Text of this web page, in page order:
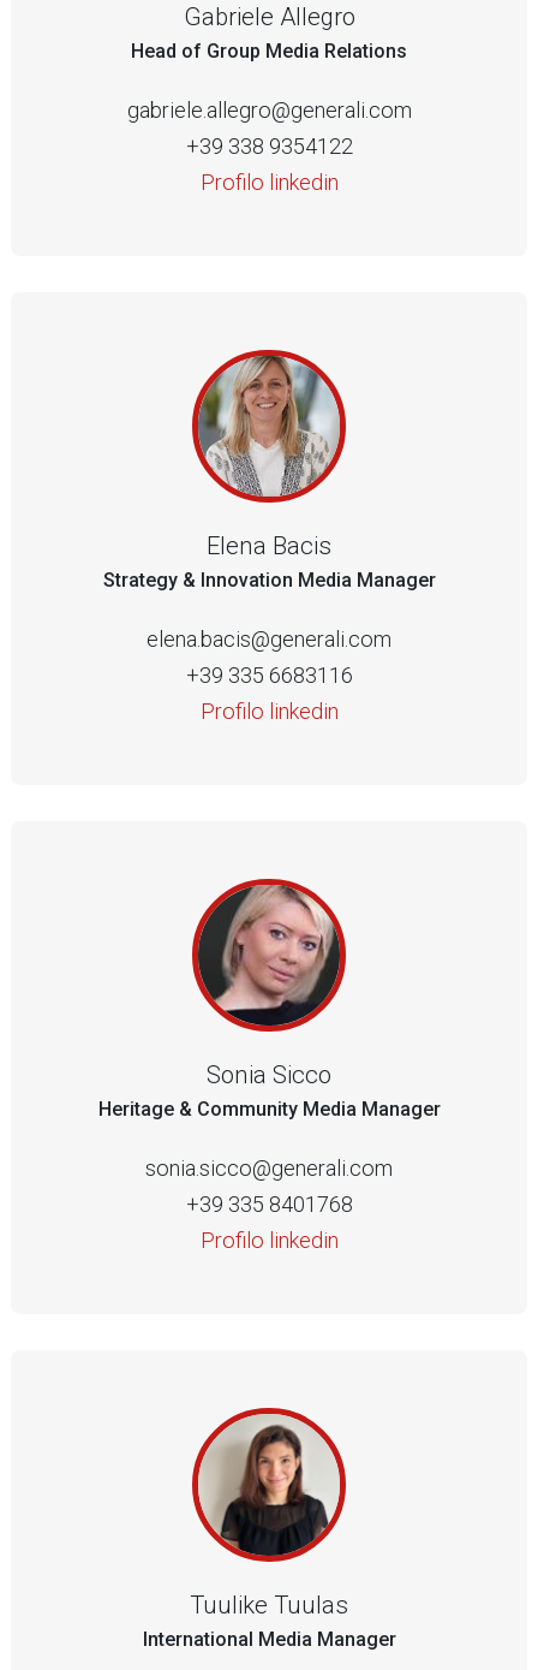
Gabriele Allegro
Head of Group Media Relations
gabriele.allegro@generali.com
+39 338 9354122
Profilo linkedin
Elena Bacis
Strategy & Innovation Media Manager
elena.bacis@generali.com
+39 335 6683116
Profilo linkedin
Sonia Sicco
Heritage & Community Media Manager
sonia.sicco@generali.com
+39 335 8401768
Profilo linkedin
Tuulike Tuulas
International Media Manager